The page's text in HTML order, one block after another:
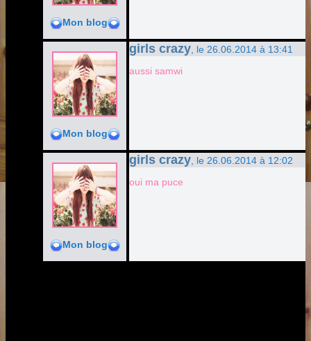
Mon blog
Mon blog
girls crazy , le 26.06.2014 à 13:41
aussi samwi
Mon blog
girls crazy , le 26.06.2014 à 12:02
oui ma puce